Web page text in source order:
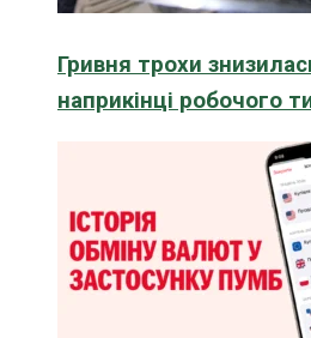
Гривня трохи
наприкінці робочого